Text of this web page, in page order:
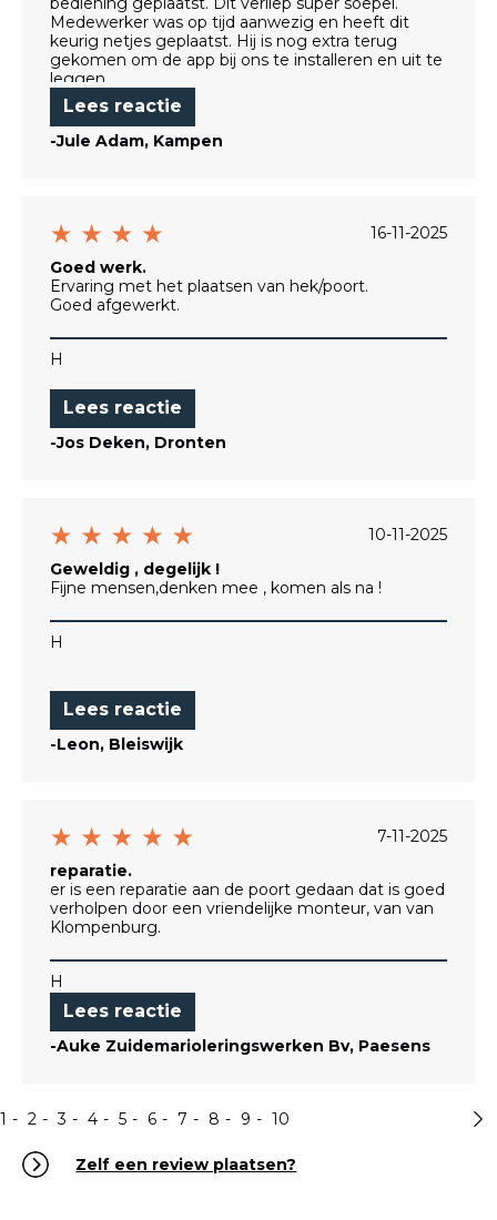
Medewerker was op tijd aanwezig en heeft dit
keurig netjes geplaatst. Hij is nog extra terug
gekomen om de app bij ons te installeren en uit te
leggen.
H
Lees reactie
-Jule Adam, Kampen
16-11-2025
Goed werk.
Ervaring met het plaatsen van hek/poort.
Goed afgewerkt.
H
Lees reactie
-Jos Deken, Dronten
10-11-2025
Geweldig , degelijk !
Fijne mensen,denken mee , komen als na !
H
Lees reactie
-Leon, Bleiswijk
7-11-2025
reparatie.
er is een reparatie aan de poort gedaan dat is goed
verholpen door een vriendelijke monteur, van van
Klompenburg.
H
Lees reactie
-Auke Zuidemarioleringswerken Bv, Paesens
1 2 3 4 5 6 7 8 9 10
Zelf een review plaatsen?